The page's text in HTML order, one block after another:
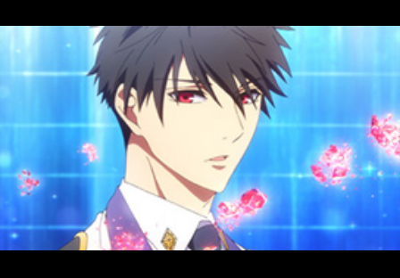
loading...